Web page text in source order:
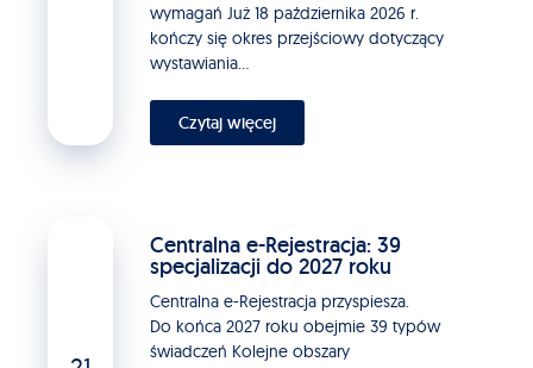
wymagań Już 18 października 2026 r.
kończy się okres przejściowy dotyczący
wystawiania...
Czytaj więcej
Centralna e-Rejestracja: 39
specjalizacji do 2027 roku
Centralna e-Rejestracja przyspiesza.
Do końca 2027 roku obejmie 39 typów
świadczeń Kolejne obszary